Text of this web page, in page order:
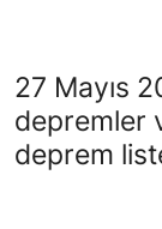
27 Mayıs
depremler
deprem